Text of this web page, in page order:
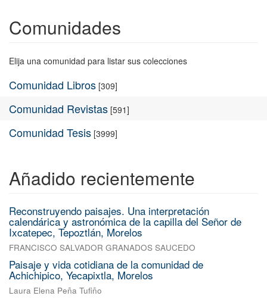
Comunidades
Elija una comunidad para listar sus colecciones
Comunidad Libros [309]
Comunidad Revistas [591]
Comunidad Tesis [3999]
Añadido recientemente
Reconstruyendo paisajes. Una interpretación
calendárica y astronómica de la capilla del Señor de
Ixcatepec, Tepoztlán, Morelos
FRANCISCO SALVADOR GRANADOS SAUCEDO
Paisaje y vida cotidiana de la comunidad de
Achichipico, Yecapixtla, Morelos
Laura Elena Peña Tufiño